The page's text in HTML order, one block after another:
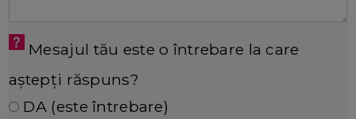
Mesajul tău este o întrebare la care
aștepți răspuns?
DA (este întrebare)